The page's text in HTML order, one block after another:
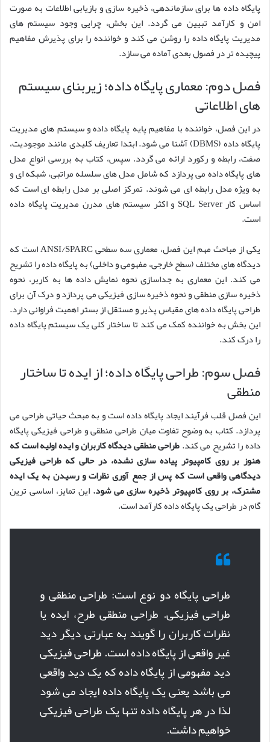
پایگاه داده ها برای سازماندهی، ذخیره سازی و بازیابی اطلاعات به صورت
امن و کارآمد تبیین می گردد. این بخش، چرایی وجود سیستم های
مدیریت پایگاه داده را روشن می کند و خواننده را برای پذیرش مفاهیم
پیچیده تر در فصول بعدی آماده می سازد.
فصل دوم: معماری پایگاه داده؛ زیربنای سیستم
های اطلاعاتی
در این فصل، خواننده با مفاهیم پایه پایگاه داده و سیستم های مدیریت
پایگاه داده (DBMS) آشنا می شود. ابتدا تعاریف کلیدی مانند موجودیت،
صفت، رابطه و رکورد ارائه می گردد. سپس، کتاب به بررسی انواع مدل
های پایگاه داده می پردازد که شامل مدل های سلسله مراتبی، شبکه ای و
به ویژه مدل رابطه ای می شوند. تمرکز اصلی بر مدل رابطه ای است که
اساس کار SQL Server و اکثر سیستم های مدرن مدیریت پایگاه داده
است.
یکی از مباحث مهم این فصل، معماری سه سطحی ANSI/SPARC است که
دیدگاه های مختلف (سطح خارجی، مفهومی و داخلی) به پایگاه داده را تشریح
می کند. این معماری به جداسازی نحوه نمایش داده ها به کاربر، نحوه
ذخیره سازی منطقی و نحوه ذخیره سازی فیزیکی می پردازد و درک آن برای
طراحی پایگاه داده های مقیاس پذیر و مستقل از بستر اهمیت فراوانی دارد.
این بخش به خواننده کمک می کند تا ساختار کلی یک سیستم پایگاه داده
را درک کند.
فصل سوم: طراحی پایگاه داده؛ از ایده تا ساختار
منطقی
این فصل قلب فرآیند ایجاد پایگاه داده است و به مبحث حیاتی طراحی می
پردازد. کتاب به وضوح تفاوت میان طراحی منطقی و طراحی فیزیکی پایگاه
داده را تشریح می کند.طراحی منطقی دیدگاه کاربران و ایده اولیه است که
هنوز بر روی کامپیوتر پیاده سازی نشده، در حالی که طراحی فیزیکی
دیدگاهی واقعی است که پس از جمع آوری نظرات و رسیدن به یک ایده
مشترک، بر روی کامپیوتر ذخیره سازی می شود. این تمایز، اساسی ترین
گام در طراحی یک پایگاه داده کارآمد است.
طراحی پایگاه دو نوع است: طراحی منطقی و
طراحی فیزیکی. طراحی منطقی طرح، ایده یا
نظرات کاربران را گویند به عبارتی دیگر دید
غیر واقعی از پایگاه داده است. طراحی فیزیکی
دید مفهومی از پایگاه داده که یک دید واقعی
می باشد یعنی یک پایگاه داده ایجاد می شود
لذا در هر پایگاه داده تنها یک طراحی فیزیکی
خواهیم داشت.